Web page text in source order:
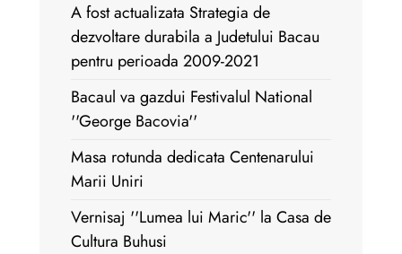
A fost actualizata Strategia de
dezvoltare durabila a Judetului Bacau
pentru perioada 2009-2021
Bacaul va gazdui Festivalul National
''George Bacovia''
Masa rotunda dedicata Centenarului
Marii Uniri
Vernisaj ''Lumea lui Maric'' la Casa de
Cultura Buhusi